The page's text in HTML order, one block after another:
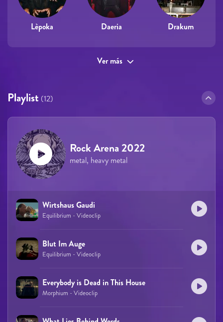
Lèpoka Daeria Drakum
Ver más
Playlist (12)
Rock Arena 2022
metal, heavy metal
Wirtshaus Gaudi
Equilibrium - Videoclip
Blut Im Auge
Equilibrium - Videoclip
Everybody is Dead in This House
Morphium - Videoclip